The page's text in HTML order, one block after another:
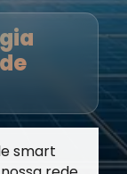
smart